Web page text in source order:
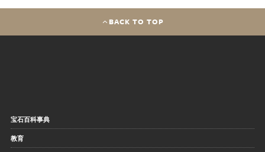
BACK TO TOP
宝石百科事典
教育